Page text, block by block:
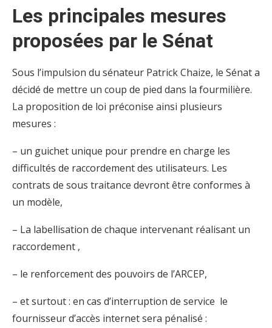
Les principales mesures
proposées par le Sénat
Sous l’impulsion du sénateur Patrick Chaize, le Sénat a
décidé de mettre un coup de pied dans la fourmilière.
La proposition de loi préconise ainsi plusieurs
mesures :
– un guichet unique pour prendre en charge les
difficultés de raccordement des utilisateurs. Les
contrats de sous traitance devront être conformes à
un modèle,
– La labellisation de chaque intervenant réalisant un
raccordement ,
– le renforcement des pouvoirs de l’ARCEP,
– et surtout : en cas d’interruption de service le
fournisseur d’accès internet sera pénalisé :